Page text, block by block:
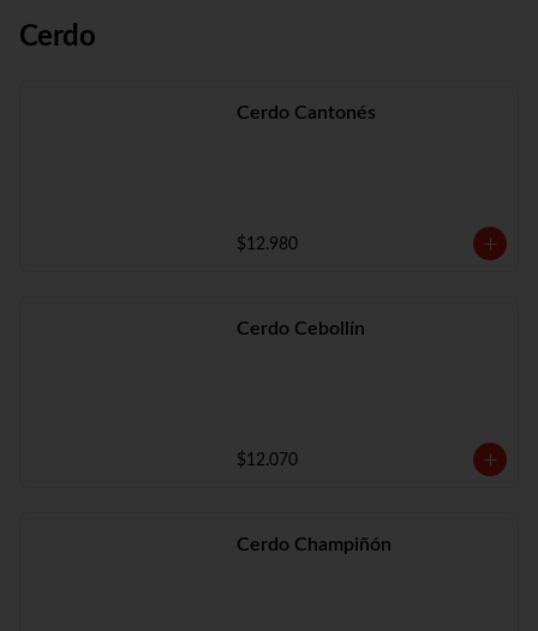
Cerdo
Cerdo Cantonés
$12.980
Cerdo Cebollín
$12.070
Cerdo Champiñón